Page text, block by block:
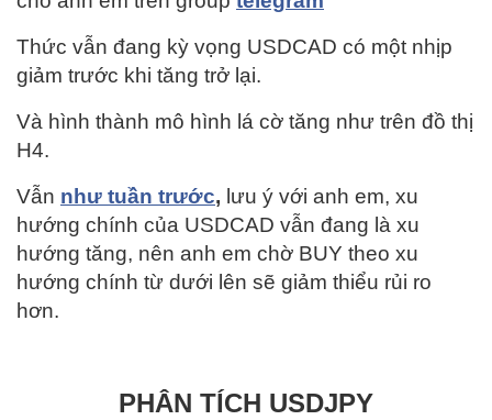
Thức vẫn đang kỳ vọng USDCAD có một nhịp
giảm trước khi tăng trở lại.
Và hình thành mô hình lá cờ tăng như trên đồ thị
H4.
Vẫn như tuần trước, lưu ý với anh em, xu
hướng chính của USDCAD vẫn đang là xu
hướng tăng, nên anh em chờ BUY theo xu
hướng chính từ dưới lên sẽ giảm thiểu rủi ro
hơn.
PHÂN TÍCH USDJPY